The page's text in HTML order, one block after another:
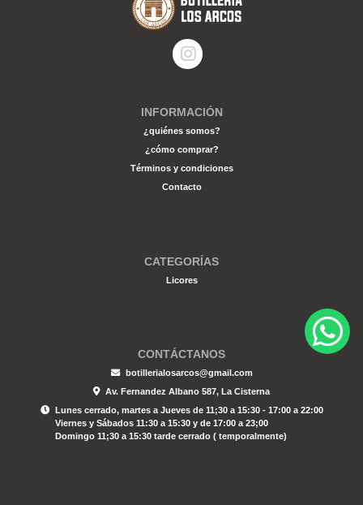
INFORMACIÓN
¿quiénes somos?
¿cómo comprar?
Términos y condiciones
Contacto
CATEGORÍAS
Licores
CONTÁCTANOS
botillerialosarcos@gmail.com
Av. Fernandez Albano 587, La Cisterna
Lunes cerrado, martes a Jueves de 11;30 a 15:30 - 17:00 a 22:00
Viernes y Sábados 11:30 a 15:30 y de 17:00 a 23;00
Domingo 11;30 a 15:30 tarde cerrado ( temporalmente)